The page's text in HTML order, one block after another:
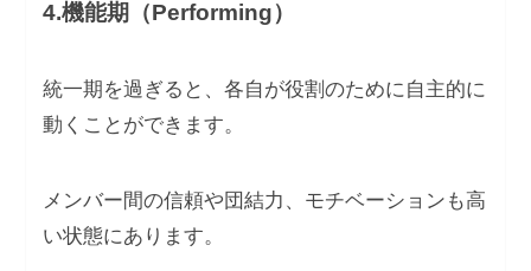
4.機能期（Performing）
統一期を過ぎると、各自が役割のために自主的に
動くことができます。
メンバー間の信頼や団結力、モチベーションも高
い状態にあります。